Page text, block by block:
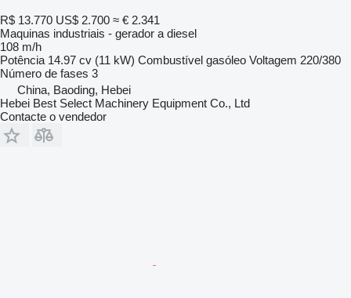
R$ 13.770 US$ 2.700 ≈ € 2.341
Maquinas industriais - gerador a diesel
108 m/h
Potência 14.97 cv (11 kW) Combustível gasóleo Voltagem 220/380
Número de fases 3
China, Baoding, Hebei
Hebei Best Select Machinery Equipment Co., Ltd
Contacte o vendedor